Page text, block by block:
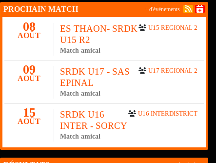
PROCHAIN MATCH
08
AOÛT
U15 REGIONAL 2
ES THAON- SRDK
U15 R2
Match amical
09
AOÛT
U17 REGIONAL 2
SRDK U17 - SAS
EPINAL
Match amical
15
AOÛT
U16 INTERDISTRICT
SRDK U16
INTER - SORCY
Match amical
+ d'évènements